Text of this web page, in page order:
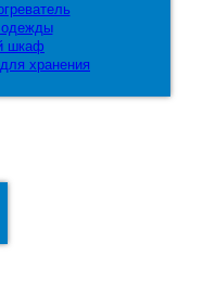
шкаф
хранения